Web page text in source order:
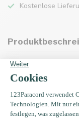
Kostenlose
Eigenschaften
Zuletzt